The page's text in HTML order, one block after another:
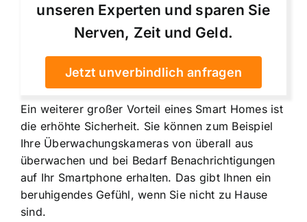
unseren Experten und sparen Sie
Nerven, Zeit und Geld.
Jetzt unverbindlich anfragen
Ein weiterer großer Vorteil eines Smart Homes ist
die erhöhte Sicherheit. Sie können zum Beispiel
Ihre Überwachungskameras von überall aus
überwachen und bei Bedarf Benachrichtigungen
auf Ihr Smartphone erhalten. Das gibt Ihnen ein
beruhigendes Gefühl, wenn Sie nicht zu Hause
sind.